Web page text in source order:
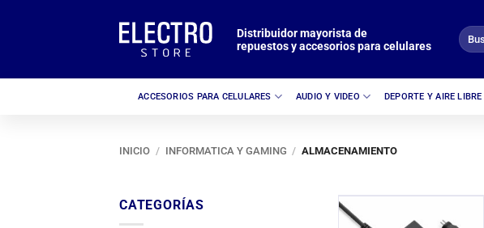
Distribuidor mayorista de
repuestos y accesorios para celulares
Buscar
por:
ACCESORIOS PARA CELULARES AUDIO Y VIDEO DEPORTE Y AIRE LIBRE
INICIO / INFORMATICA Y GAMING / ALMACENAMIENTO
CATEGORÍAS